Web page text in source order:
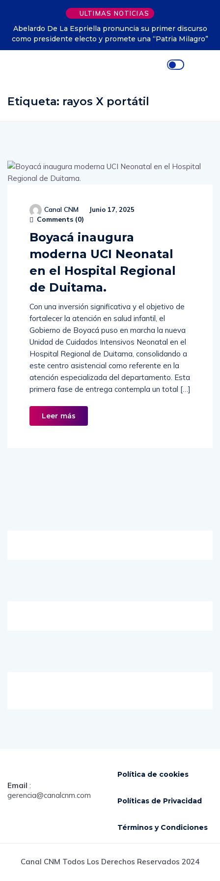
ULTIMAS NOTICIAS
Abelardo De La Espriella pronuncia su primer discurso
como presidente electo y promete una “Patria Milagro”
Etiqueta: rayos X portátil
Canal CNM Junio 17, 2025
Comments (0)
Boyacá inaugura
moderna UCI Neonatal
en el Hospital Regional
de Duitama.
Con una inversión significativa y el objetivo de
fortalecer la atención en salud infantil, el
Gobierno de Boyacá puso en marcha la nueva
Unidad de Cuidados Intensivos Neonatal en el
Hospital Regional de Duitama, consolidando a
este centro asistencial como referente en la
atención especializada del departamento. Esta
primera fase de entrega contempla un total […]
Leer más
Email :
gerencia@canalcnm.com
Política de cookies
Políticas de Privacidad
Términos y Condiciones
Canal CNM Todos Los Derechos Reservados 2024